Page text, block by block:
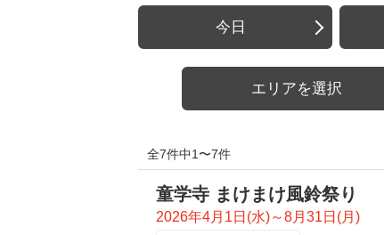
今日
エリアを選択
全7件中1〜7件
童学寺 まけまけ風鈴祭り
2026年4月1日(水)～8月31日(月)